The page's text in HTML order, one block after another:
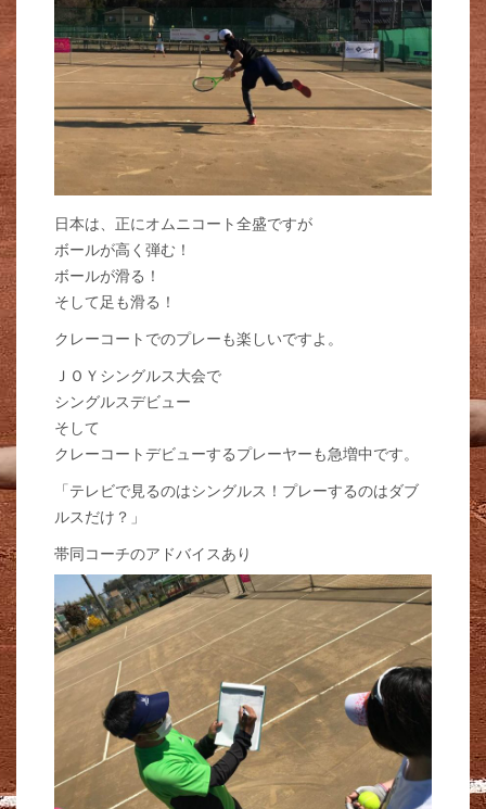
日本は、正にオムニコート全盛ですが
ボールが高く弾む！
ボールが滑る！
そして足も滑る！
クレーコートでのプレーも楽しいですよ。
ＪＯＹシングルス大会で
シングルスデビュー
そして
クレーコートデビューするプレーヤーも急増中です。
「テレビで見るのはシングルス！プレーするのはダブ
ルスだけ？」
帯同コーチのアドバイスあり